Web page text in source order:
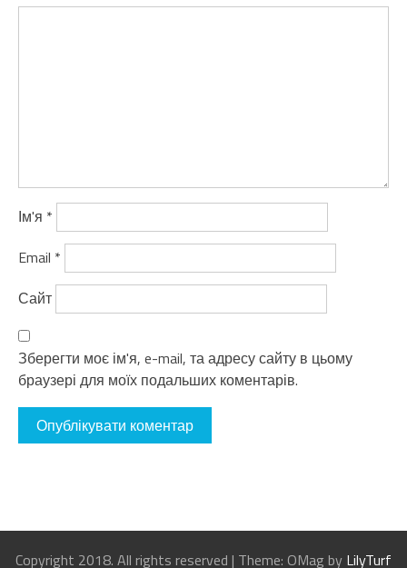
Ім'я *
Email *
Сайт
Зберегти моє ім'я, e-mail, та адресу сайту в цьому
браузері для моїх подальших коментарів.
Copyright 2018. All rights reserved | Theme: OMag by LilyTurf